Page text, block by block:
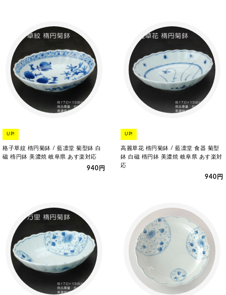
UP!
格子草紋 楕円菊鉢 / 藍凛堂 菊型鉢 白
磁 楕円鉢 美濃焼 岐阜県 あす楽対応
940円
UP!
高麗草花 楕円菊鉢 / 藍凛堂 食器 菊型
鉢 白磁 楕円鉢 美濃焼 岐阜県 あす楽対
応
940円